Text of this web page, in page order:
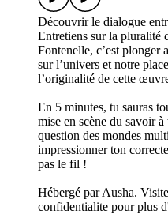
Découvrir le dialogue
Entretiens sur la pluralité
Fontenelle, c’est plonger
sur l’univers et notre
l’originalité de cette
En 5 minutes, tu sauras
mise en scène du savoir
question des mondes
impressionner ton
pas le fil !
Hébergé par Ausha.
confidentialite pour plus